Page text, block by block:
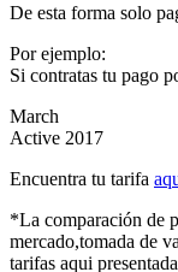
De esta forma solo
Por ejemplo:
Si contratas tu pago
March
Active 2017
Encuentra tu tarifa
*La comparación de
mercado,tomada de
tarifas aqui